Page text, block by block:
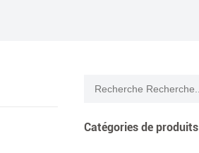
Catégories de produits